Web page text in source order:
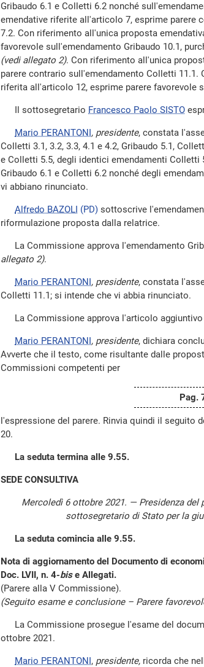
Gribaudo 6.1 e Colletti 6.2 nonché
emendative riferite all'articolo 7, esprime parere
7.2. Con riferimento all'unica proposta
favorevole sull'emendamento Gribaudo 10.1,
(vedi allegato 2). Con riferimento all'unica
parere contrario sull'emendamento Colletti
riferita all'articolo 12, esprime parere favorevole
Il sottosegretario Francesco Paolo SISTO
Mario PERANTONI, presidente, constata
Colletti 3.1, 3.2, 3.3, 4.1 e 4.2, Gribaudo 5.1,
e Colletti 5.5, degli identici emendamenti Colletti
Gribaudo 6.1 e Colletti 6.2 nonché degli
vi abbiano rinunciato.
Alfredo BAZOLI (PD) sottoscrive
riformulazione proposta dalla relatrice.
La Commissione approva l'emendamento
allegato 2).
Mario PERANTONI, presidente, constata
Colletti 11.1; si intende che vi abbia rinunciato.
La Commissione approva l'articolo aggiuntivo
Mario PERANTONI, presidente, dichiara
Avverte che il testo, come risultante dalle
Commissioni competenti per
Pag.
l'espressione del parere. Rinvia quindi il seguito
20.
La seduta termina alle 9.55.
SEDE CONSULTIVA
Mercoledì 6 ottobre 2021. — Presidenza del
sottosegretario di Stato per la
La seduta comincia alle 9.55.
Nota di aggiornamento del Documento di
Doc. LVII, n. 4-bise Allegati.
(Parere alla V Commissione).
(Seguito esame e conclusione – Parere
La Commissione prosegue l'esame del
ottobre 2021.
Mario PERANTONI, presidente, ricorda che